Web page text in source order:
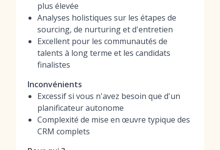
plus élevée
Analyses holistiques sur les étapes de
sourcing, de nurturing et d'entretien
Excellent pour les communautés de
talents à long terme et les candidats
finalistes
Inconvénients
Excessif si vous n'avez besoin que d'un
planificateur autonome
Complexité de mise en œuvre typique des
CRM complets